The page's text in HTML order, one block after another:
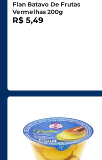
Flan Batavo De Frutas
Vermelhas 200g
R$ 5,49